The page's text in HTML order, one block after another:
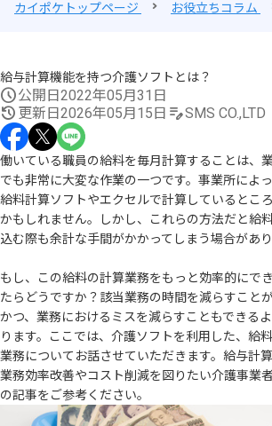
カイポケトップページ お役立ちコラム
給与計算機能を持つ介護ソフトとは？
公開日 2022年05月31日
更新日 2026年05月15日 SMS CO.,LTD
働いている職員の給料を毎月計算することは、
でも非常に大変な作業の一つです。事業所によっ
給料計算ソフトやエクセルで計算しているとこ
かもしれません。しかし、これらの方法だと給
込む際も余計な手間がかかってしまう場合があり
もし、この給料の計算業務をもっと効率的にで
たらどうですか？該当業務の時間を減らすことが
かつ、業務におけるミスを減らすこともできる
ります。ここでは、介護ソフトを利用した、給
業務についてお話させていただきます。給与計
業務効率改善やコスト削減を図りたい介護事業
の記事をご参考ください。